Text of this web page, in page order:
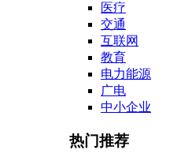
医疗
交通
互联网
教育
电力能源
广电
中小企业
热门推荐